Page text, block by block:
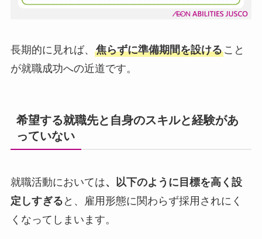
長期的に見れば、 焦らずに準備期間を設けること
が就職成功への近道です。
希望する就職先と自身のスキルと経験があ
っていない
就職活動においては、以下のように目標を高く設
定しすぎる と、雇用形態に関わらず採用されにく
くなってしまいます。